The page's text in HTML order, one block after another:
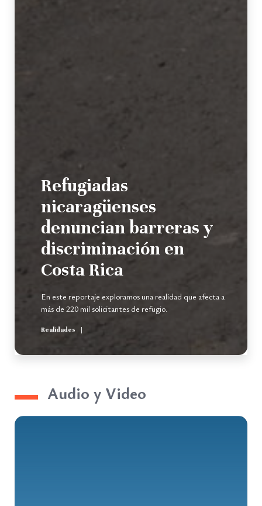
Refugiadas
nicaragüenses
denuncian barreras y
discriminación en
Costa Rica
En este reportaje exploramos una realidad que afecta a
más de 220 mil solicitantes de refugio.
Realidades
Audio y Video